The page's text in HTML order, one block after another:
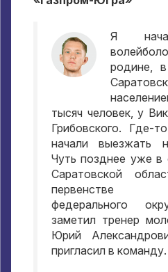
Я
родине,
тысяч человек, у
Грибовского. Где-
начали выезжать
Чуть позднее уже в
Саратовской
первенстве
федерального
заметил тренер
Юрий
пригласил в команду.